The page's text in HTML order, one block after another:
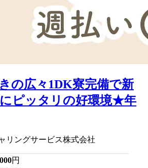
の広々1DK寮完備で新
ピッタリの好環境★年
リングサービス株式会社
円